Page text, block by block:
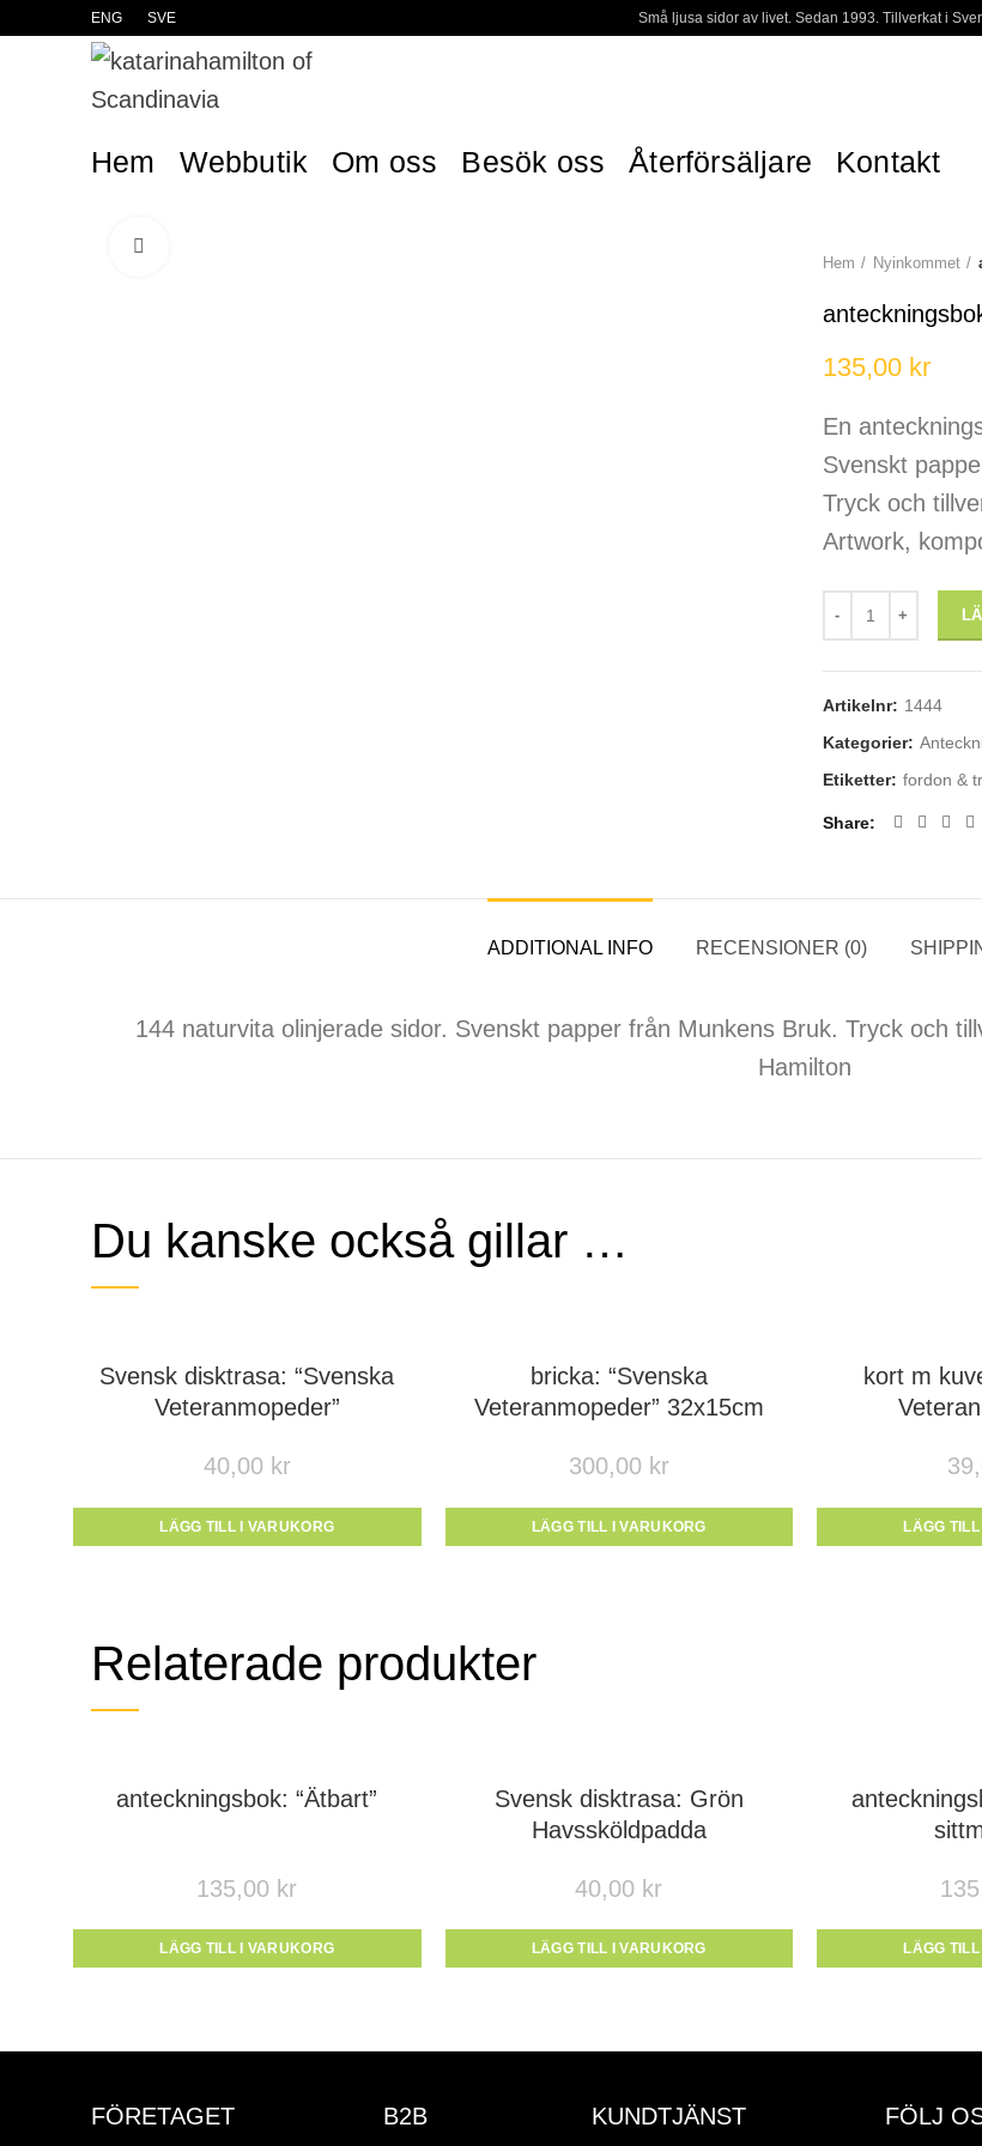
ENG SVE Små ljusa sidor av livet. Sedan 1993. Tillverkat i
Hem Webbutik Om oss Besök oss Återförsäljare Kontakt
Hem
Nyinkommet
135,00 kr
En
Svenskt
Tryck och
Artwork,
anteckningsbok:
Artikelnr: 1444
Kategorier:
Etiketter: fordon &
Share
ADDITIONAL INFO RECENSIONER (0)
144 naturvita olinjerade sidor. Svenskt papper från Munkens Bruk. Tryck och
Hamilton
Du kanske också gillar …
Svensk disktrasa: “Svenska
Veteranmopeder”
40,00 kr
LÄGG TILL I VARUKORG
bricka: “Svenska
Veteranmopeder” 32x15cm
300,00 kr
LÄGG TILL I VARUKORG
kort m
LÄGG
Relaterade produkter
anteckningsbok: “Ätbart”
135,00 kr
LÄGG TILL I VARUKORG
Svensk disktrasa: Grön
Havssköldpadda
40,00 kr
LÄGG TILL I VARUKORG LÄGG
FÖRETAGET B2B KUNDTJÄNST FÖLJ